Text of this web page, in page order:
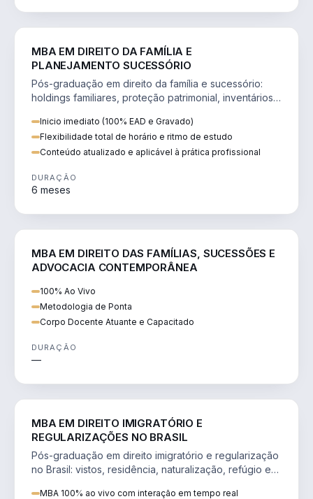
MBA EM DIREITO DA FAMÍLIA E
PLANEJAMENTO SUCESSÓRIO
Pós-graduação em direito da família e sucessório:
holdings familiares, proteção patrimonial, inventários
Inicio imediato (100% EAD e Gravado)
Flexibilidade total de horário e ritmo de estudo
Conteúdo atualizado e aplicável à prática profissional
DURAÇÃO
6 meses
MBA EM DIREITO DAS FAMÍLIAS, SUCESSÕES E
ADVOCACIA CONTEMPORÂNEA
100% Ao Vivo
Metodologia de Ponta
Corpo Docente Atuante e Capacitado
DURAÇÃO
—
MBA EM DIREITO IMIGRATÓRIO E
REGULARIZAÇÕES NO BRASIL
Pós-graduação em direito imigratório e regularização
no Brasil: vistos, residência, naturalização, refúgio e
MBA 100% ao vivo com interação em tempo real